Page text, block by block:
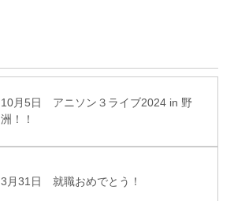
10月5日 アニソン３ライブ2024 in 野
洲！！
3月31日 就職おめでとう！